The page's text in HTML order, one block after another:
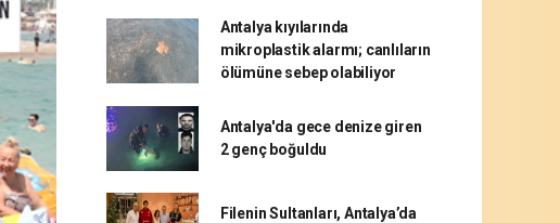
Antalya kıyılarında
mikroplastik alarmı; canlıların
ölümüne sebep olabiliyor
Antalya'da gece denize giren
2 genç boğuldu
Filenin Sultanları, Antalya’da